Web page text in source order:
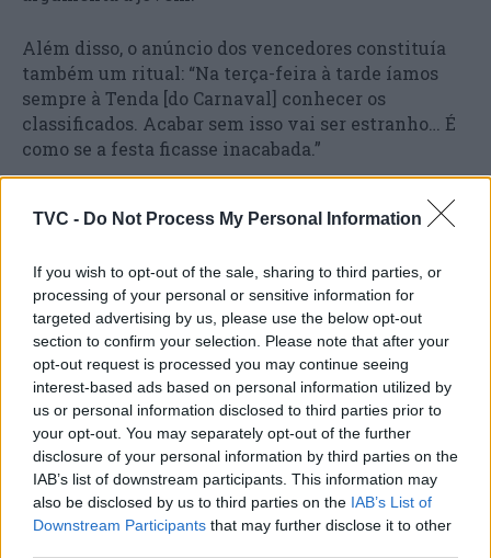
TVC - Do Not Process My Personal Information
If you wish to opt-out of the sale, sharing to third parties, or
processing of your personal or sensitive information for
targeted advertising by us, please use the below opt-out
section to confirm your selection. Please note that after your
opt-out request is processed you may continue seeing
interest-based ads based on personal information utilized by
us or personal information disclosed to third parties prior to
your opt-out. You may separately opt-out of the further
disclosure of your personal information by third parties on the
IAB’s list of downstream participants. This information may
also be disclosed by us to third parties on the IAB’s List of
Downstream Participants that may further disclose it to other
Além disso, o anúncio dos vencedores constituía
também um ritual: “Na terça-feira à tarde íamos
sempre à Tenda [do Carnaval] conhecer os
classificados. Acabar sem isso vai ser estranho… É
como se a festa ficasse inacabada.”
Perante uma plateia constituída por 5.000 pessoas
dispostas por bancadas e 11.000 espetadores
Rainha de Copas ou Harley Quinns, o primeiro
corso do Carnaval de Ovar exibe ainda grupos com
máscaras como as de “Empregado do Mês”,
varredores de lixo, jogadoras de basebol, piratas,
dançarinos tribais e vendedores de bijuteria
cubana.
Um das figuras que se destacam no desfile é
Ricardo Queirós, que, de fato roxo, óculos de massa
zebrada e larga fita métrica amarela ao pescoço, é o
único a não usar saia entre as Melindrosas, grupo